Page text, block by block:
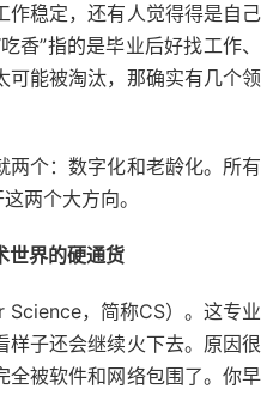
作稳定，还有人觉得得是自己
香”指的是毕业后好找工作、
可能被淘汰，那确实有几个领
两个：数字化和老龄化。所有
两个大方向。
世界的硬通货
，简称CS）。这专业
样子还会继续火下去。原因很
全被软件和网络包围了。你早